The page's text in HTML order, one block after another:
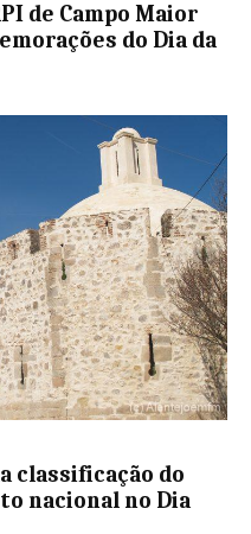
de Campo Maior
do Dia da
classificação do
nacional no Dia